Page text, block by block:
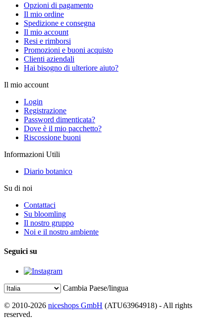
Opzioni di pagamento
Il mio ordine
Spedizione e consegna
Il mio account
Resi e rimborsi
Promozioni e buoni acquisto
Clienti aziendali
Hai bisogno di ulteriore aiuto?
Il mio account
Login
Registrazione
Password dimenticata?
Dove è il mio pacchetto?
Riscossione buoni
Informazioni Utili
Diario botanico
Su di noi
Contattaci
Su bloomling
Il nostro gruppo
Noi e il nostro ambiente
Seguici su
Cambia Paese/lingua
© 2010-2026 niceshops GmbH (ATU63964918) - All rights
reserved.